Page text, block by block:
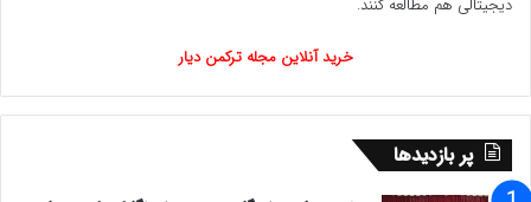
خرید آنلاین مجله ترکمن دیار
پر بازدیدها